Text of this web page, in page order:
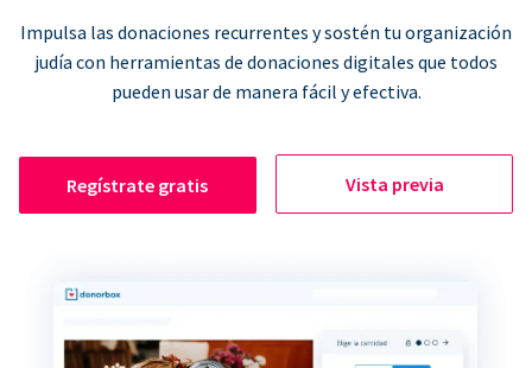
Impulsa las donaciones recurrentes y sostén tu organización
judía con herramientas de donaciones digitales que todos
pueden usar de manera fácil y efectiva.
Regístrate gratis Vista previa